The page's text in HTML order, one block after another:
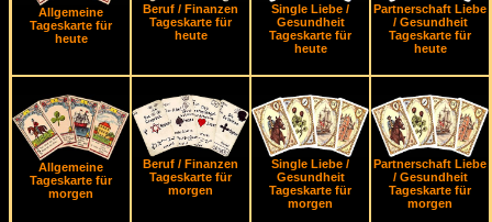
Allgemeine
Tageskarte für
heute
Beruf / Finanzen
Tageskarte für
heute
Single Liebe /
Gesundheit
Tageskarte für
heute
Partnerschaft Liebe
/ Gesundheit
Tageskarte für
heute
Allgemeine
Tageskarte für
morgen
Beruf / Finanzen
Tageskarte für
morgen
Single Liebe /
Gesundheit
Tageskarte für
morgen
Partnerschaft Liebe
/ Gesundheit
Tageskarte für
morgen